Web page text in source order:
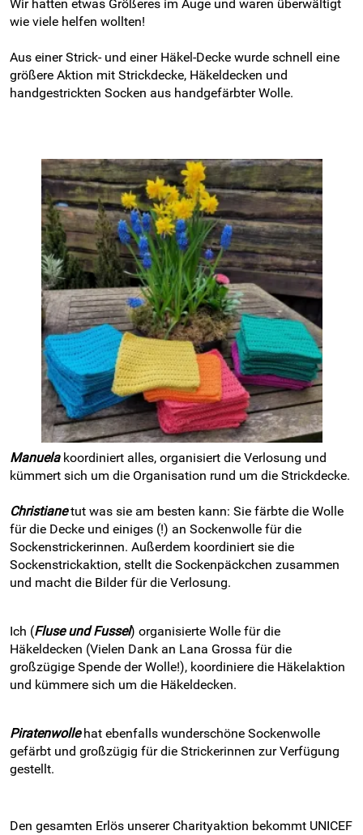
Wir hatten etwas Größeres im Auge und waren überwältigt
wie viele helfen wollten!
Aus einer Strick- und einer Häkel-Decke wurde schnell eine
größere Aktion mit Strickdecke, Häkeldecken und
handgestrickten Socken aus handgefärbter Wolle.
Manuelakoordiniert alles, organisiert die Verlosung und
kümmert sich um die Organisation rund um die Strickdecke.
Christianetut was sie am besten kann: Sie färbte die Wolle
für die Decke und einiges (!) an Sockenwolle für die
Sockenstrickerinnen. Außerdem koordiniert sie die
Sockenstrickaktion, stellt die Sockenpäckchen zusammen
und macht die Bilder für die Verlosung.
Ich (Fluse und Fussel) organisierte Wolle für die
Häkeldecken (Vielen Dank an Lana Grossa für die
großzügige Spende der Wolle!), koordiniere die Häkelaktion
und kümmere sich um die Häkeldecken.
Piratenwollehat ebenfalls wunderschöne Sockenwolle
gefärbt und großzügig für die Strickerinnen zur Verfügung
gestellt.
Den gesamten Erlös unserer Charityaktion bekommt UNICEF